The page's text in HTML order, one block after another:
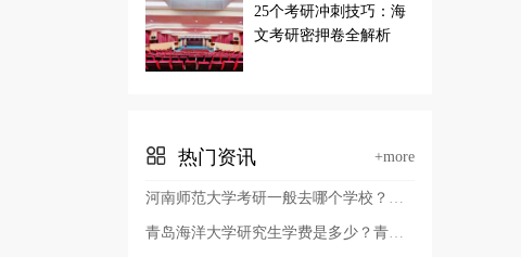
25个考研冲刺技巧：海
文考研密押卷全解析
热门资讯 +more
河南师范大学考研一般去哪个学校？河南师范大学有几个校区及校区地址，哪个校区最好？
青岛海洋大学研究生学费是多少？青岛考研哪个学校容易考上？